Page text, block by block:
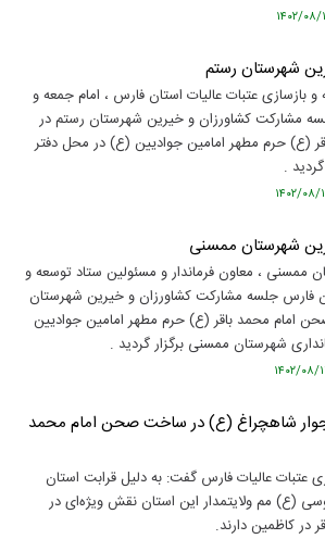
شهرستان رستم
بازسازی عتبات عالیات استان فارس ، امام جمعه و
مشارکت کشاورزان و خیرین شهرستان رستم در
(ع) حرم مطهر امامین جوادیین (ع) در محل دفتر
.
شهرستان ممسنی
ممسنی ، معاون فرماندار و مسئولین ستاد توسعه و
فارس جلسه مشارکت کشاورزان و خیرین شهرستان
امام محمد باقر (ع) حرم مطهر امامین جوادیین
شهرستان ممسنی برگزار گردید .
شاهچراغ (ع) در ساخت صحن امام محمد
عتبات عالیات فارس گفت: به دلیل قرابت استان
(ع) مم ولایتمدار این استان نقش ویژه‌ای در
کاظمین دارند.